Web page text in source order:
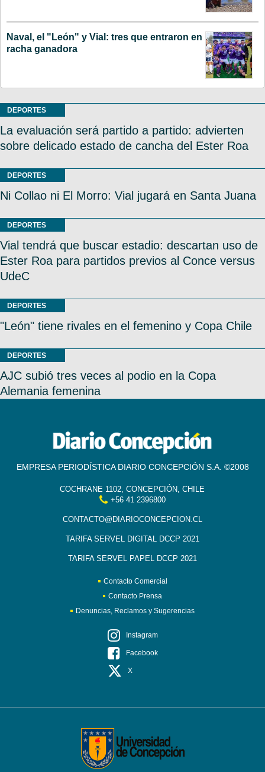
Naval, el "León" y Vial: tres que entraron en
racha ganadora
DEPORTES
La evaluación será partido a partido: advierten
sobre delicado estado de cancha del Ester Roa
DEPORTES
Ni Collao ni El Morro: Vial jugará en Santa Juana
DEPORTES
Vial tendrá que buscar estadio: descartan uso de
Ester Roa para partidos previos al Conce versus
UdeC
DEPORTES
"León" tiene rivales en el femenino y Copa Chile
DEPORTES
AJC subió tres veces al podio en la Copa
Alemania femenina
EMPRESA PERIODÍSTICA DIARIO CONCEPCIÓN S.A. ©2008
COCHRANE 1102, CONCEPCIÓN, CHILE
+56 41 2396800
CONTACTO@DIARIOCONCEPCION.CL
TARIFA SERVEL DIGITAL DCCP 2021
TARIFA SERVEL PAPEL DCCP 2021
Contacto Comercial
Contacto Prensa
Denuncias, Reclamos y Sugerencias
Instagram
Facebook
X